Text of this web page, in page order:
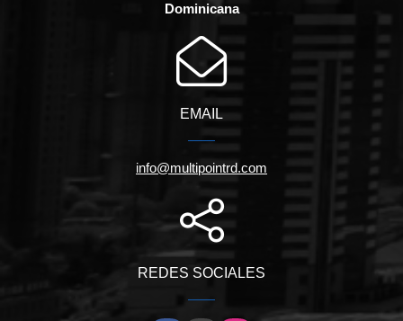
Dominicana
EMAIL
info@multipointrd.com
REDES SOCIALES